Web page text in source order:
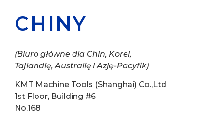
CHINY
(Biuro główne dla Chin, Korei,
Tajlandię, Australię i Azję-Pacyfik)
KMT Machine Tools (Shanghai) Co.,Ltd
1st Floor, Building #6
No.168